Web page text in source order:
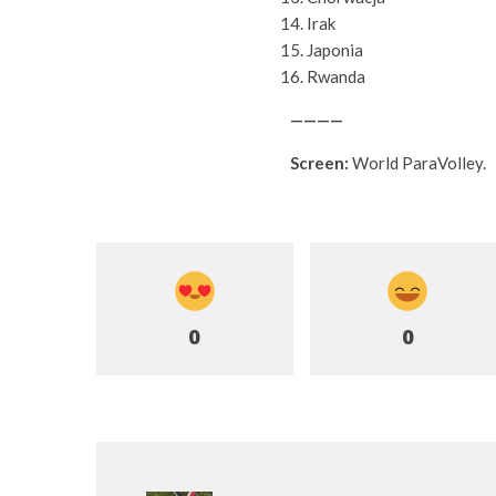
Irak
Japonia
Rwanda
————
Screen: World ParaVolley.
0 0